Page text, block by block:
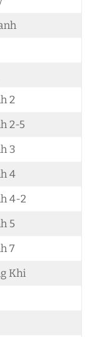
2
2-5
3
4
4-2
5
7
Khi